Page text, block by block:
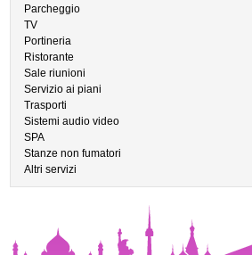
Parcheggio
TV
Portineria
Ristorante
Sale riunioni
Servizio ai piani
Trasporti
Sistemi audio video
SPA
Stanze non fumatori
Altri servizi